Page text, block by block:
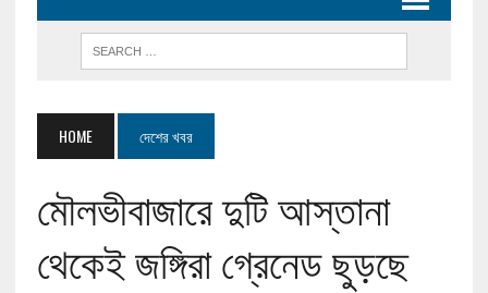
HOME দেশের খবর
মৌলভীবাজারে দুটি আস্তানা
থেকেই জঙ্গিরা গ্রেনেড ছুড়ছে